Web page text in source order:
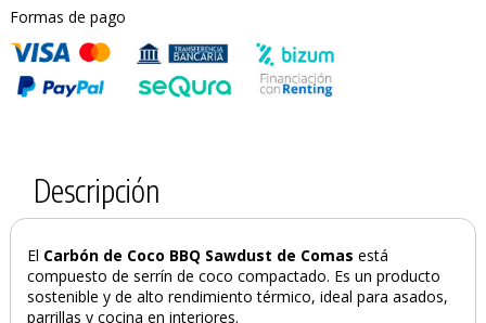
Formas de pago
Descripción
El Carbón de Coco BBQ Sawdust de Comasestá
compuesto de serrín de coco compactado. Es un producto
sostenible y de alto rendimiento térmico, ideal para asados,
parrillas y cocina en interiores.